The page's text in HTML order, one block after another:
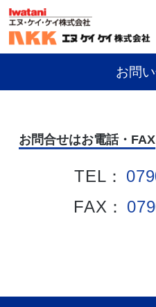
お問
お問合せはお電話・
TEL：
FAX：